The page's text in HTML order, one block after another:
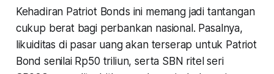
Kehadiran Patriot Bonds ini memang jadi tantangan
cukup berat bagi perbankan nasional. Pasalnya,
likuiditas di pasar uang akan terserap untuk Patriot
Bond senilai Rp50 triliun, serta SBN ritel seri